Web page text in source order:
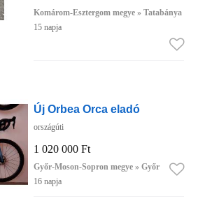
Komárom-Esztergom megye » Tatabánya
15 napja
Új Orbea Orca eladó
országúti
1 020 000 Ft
Győr-Moson-Sopron megye » Győr
16 napja